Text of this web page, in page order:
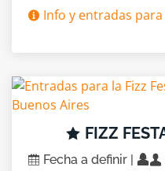
Info y entradas
FIZZ
Fecha a definir |